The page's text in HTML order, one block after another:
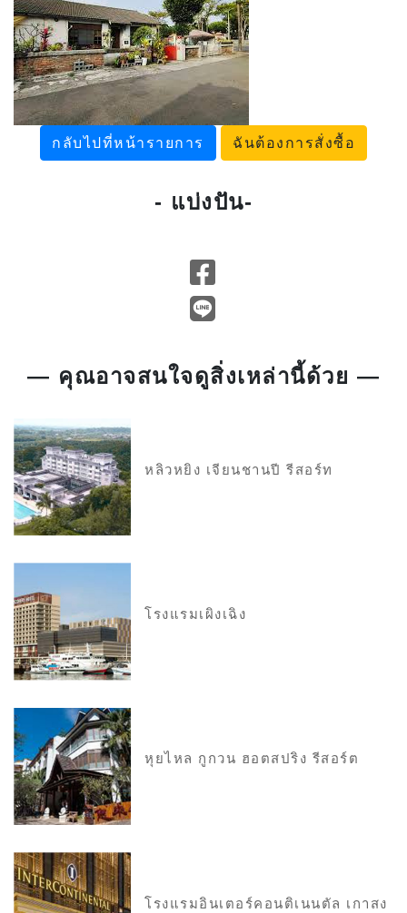
กลับไปที่หน้ารายการ ฉันต้องการสั่งซื้อ
- แบ่งปัน-
— คุณอาจสนใจดูสิ่งเหล่านี้ด้วย —
หลิวหยิง เจียนชานปี รีสอร์ท
โรงแรมเผิงเฉิง
หุยไหล กูกวน ฮอตสปริง รีสอร์ต
โรงแรมอินเตอร์คอนติเนนตัล เกาสง